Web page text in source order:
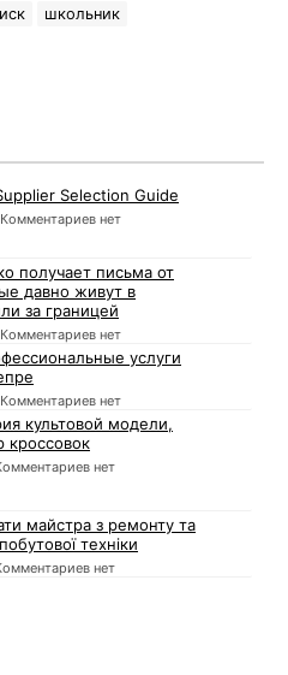
школьник
Selection Guide
Комментариев нет
получает письма от
давно живут в
за границей
Комментариев нет
услуги
Комментариев нет
культовой модели,
нет
майстра з ремонту та
техніки
нет